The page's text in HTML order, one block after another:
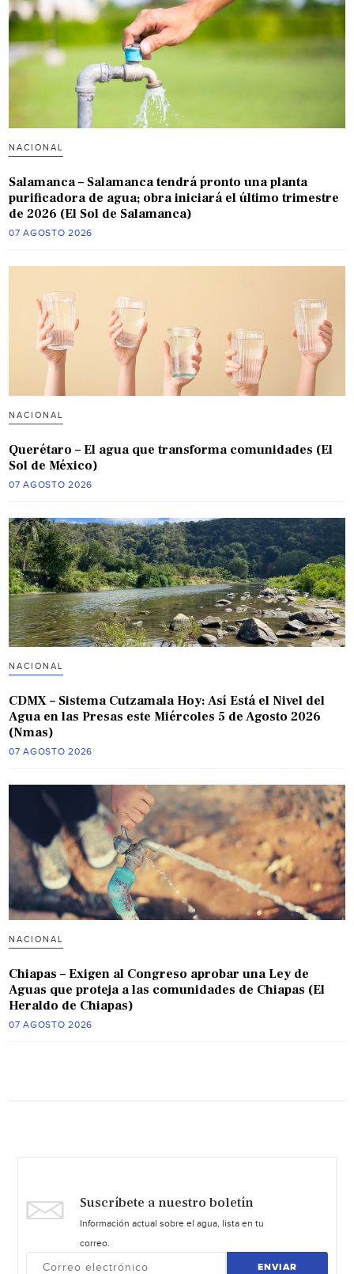
NACIONAL
Salamanca – Salamanca tendrá pronto una planta
purificadora de agua; obra iniciará el último trimestre
de 2026 (El Sol de Salamanca)
07 AGOSTO 2026
NACIONAL
Querétaro – El agua que transforma comunidades (El
Sol de México)
07 AGOSTO 2026
NACIONAL
CDMX – Sistema Cutzamala Hoy: Así Está el Nivel del
Agua en las Presas este Miércoles 5 de Agosto 2026
(Nmas)
07 AGOSTO 2026
NACIONAL
Chiapas – Exigen al Congreso aprobar una Ley de
Aguas que proteja a las comunidades de Chiapas (El
Heraldo de Chiapas)
07 AGOSTO 2026
Suscríbete a nuestro boletín
Información actual sobre el agua, lista en tu
correo.
ENVIAR